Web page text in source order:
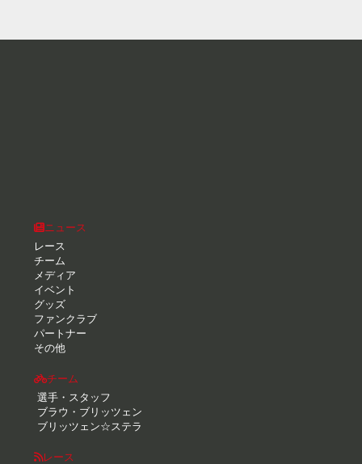
ニュース
レース
チーム
メディア
イベント
グッズ
ファンクラブ
パートナー
その他
チーム
選手・スタッフ
ブラウ・ブリッツェン
ブリッツェン☆ステラ
レース